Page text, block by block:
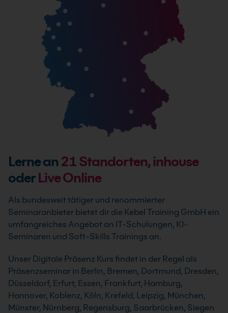
Lerne an 21Standorten, inhouse
oderLive Online
Als bundesweit tätiger und renommierter
Seminaranbieter bietet dir die Kebel Training GmbH ein
umfangreiches Angebot an IT-Schulungen, KI-
Seminaren und Soft-Skills Trainings an.
Unser Digitale Präsenz Kurs findet in der Regel als
Präsenzseminar in Berlin, Bremen, Dortmund, Dresden,
Düsseldorf, Erfurt, Essen, Frankfurt, Hamburg,
Hannover, Koblenz, Köln, Krefeld, Leipzig, München,
Münster, Nürnberg, Regensburg, Saarbrücken, Siegen